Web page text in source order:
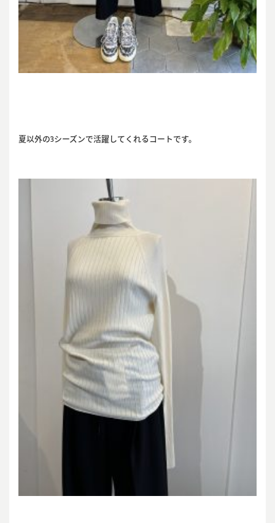
夏以外の3シーズンで活躍してくれるコートです。